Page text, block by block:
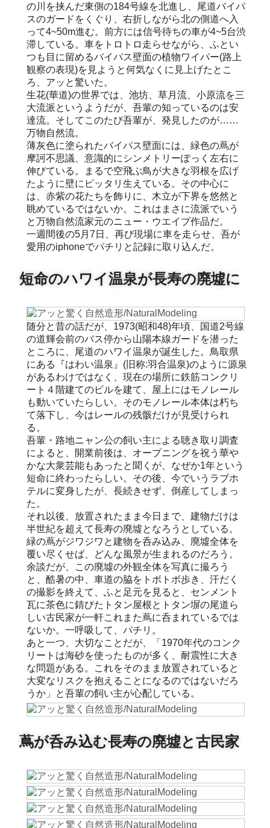
の川を挟んだ東側の184号線を北進し、尾道バイパ
スのガードをくぐり、右折しながら北の側道へ入
って4~50m進む。前方には信号待ちの車が4~5台渋
滞している。車をトロトロ走らせながら、ふとい
つも目に留めるバイパス壁面の植物ワイパー(路上
観察の表現)を見ようと何気なくに見上げたとこ
ろ、アッと驚いた。
生花(華道)の世界では、池坊、草月流、小原流を三
大流派というようだが、吾輩の知っているのは安
達流。そしてこのたび吾輩が、発見したのが……
万物自然流。
薄灰色に塗られたバイパス壁面には、緑色の蔦が
摩訶不思議、意識的にシンメトリーぽっく左右に
伸びている。まるで空飛ぶ鳥が大きな羽根を広げ
たように壁にピッタリ生えている。その中心に
は、赤紫の花たちを飾りに、木立が下界を悠然と
眺めているではないか。これはまさに流派でいう
と万物自然流家元のニュー・ウエイブ作品だ。
一週間後の5月7日、再び現場に車を走らせ、吾が
愛用のiphoneでパチリと記録に取り込んだ。
短命のハワイ温泉が長寿の廃墟に
随分と昔の話だが、1973(昭和48)年頃、国道2号線
の道輝会前のバス停から山陽本線ガードを潜った
ところに、尾道のハワイ温泉が誕生した。鳥取県
にある『はわい温泉』(旧称:羽合温泉)のように源泉
があるわけではなく、現在の場所に鉄筋コンクリ
ート４階建てのビルを建て、屋上にはモノレール
も動いていたらしい。そのモノレール本体は朽ち
て落下し、今はレールの残骸だけが見受けられ
る。
吾輩・路地ニャン公の飼い主による聴き取り調査
によると、開業前後は、オープニングを祝う華や
かな大衆芸能もあったと聞くが、なぜか1年という
短命に終わったらしい。その後、今でいうラブホ
テルに変身したが、長続きせず、倒産してしまっ
た。
それ以後、放置されたまま今日まで、建物だけは
半世紀を超えて長寿の廃墟となろうとしている。
緑の蔦がジワジワと建物を呑み込み、廃墟全体を
覆い尽くせば、どんな風景が生まれるのだろう。
余談だが、この廃墟の外観全体を写真に撮ろう
と、酷暑の中、車道の脇をトボトボ歩き、汗だく
の撮影を終えて、ふと足元を見ると、センメント
瓦に茶色に錆びたトタン屋根とトタン塀の尾道ら
しい古民家が一軒これまた蔦に呑まれているでは
ないか。一呼吸して、パチリ。
あと一つ、大切なことだが、「1970年代のコンク
リートは海砂を使ったものが多く、耐震性に大き
な問題がある。これをそのまま放置されていると
大変なリスクを抱えることになるのではないだろ
うか」と吾輩の飼い主が心配している。
蔦が呑み込む長寿の廃墟と古民家